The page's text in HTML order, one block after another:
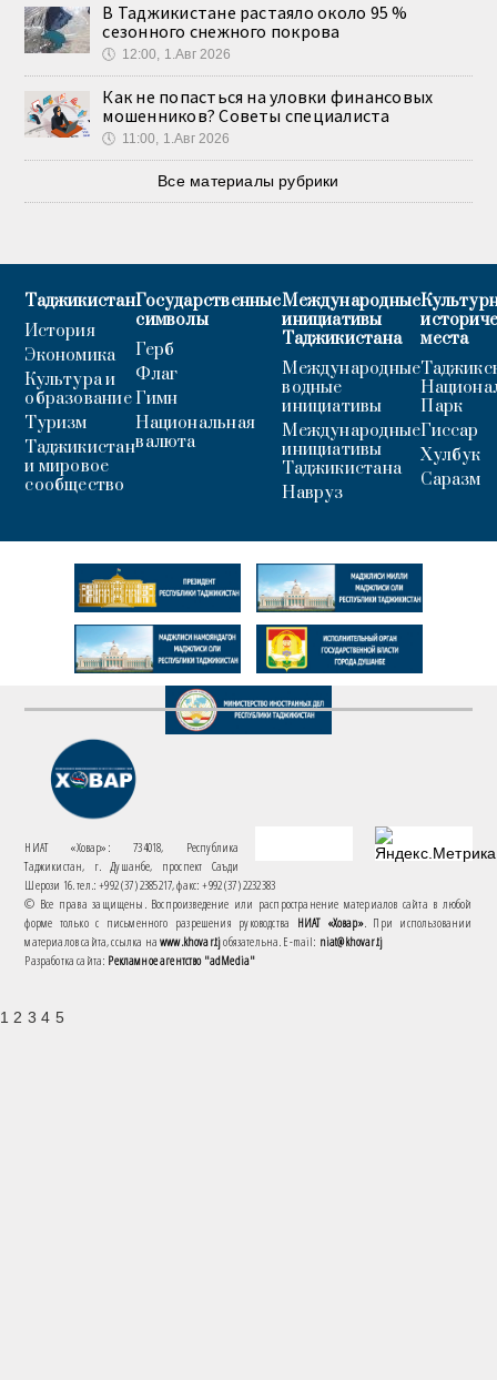
В Таджикистане растаяло около 95 %
сезонного снежного покрова
🕔 12:00, 1.Авг 2026
Как не попасться на уловки финансовых
мошенников? Советы специалиста
🕔 11:00, 1.Авг 2026
Все материалы рубрики
Таджикистан
История
Экономика
Культура и
образование
Туризм
Таджикистан
и мировое
сообщество
Государственные
символы
Герб
Флаг
Гимн
Национальная
валюта
Международные
инициативы
Таджикистана
Международные
водные
инициативы
Международные
инициативы
Таджикистана
Навруз
места
Парк
Гиссар
Хулбук
Саразм
НИАТ «Ховар»: 734018, Республика
Таджикистан, г. Душанбе, проспект Саъди
Шерози 16. тел.: +992 (37) 2385217, факс: +992 (37) 2232383
© Все права защищены. Воспроизведение или распространение материалов сайта в любой
форме только с письменного разрешения руководства НИАТ «Ховар». При использовании
материалов сайта, ссылка наwww.khovar.tjобязательна. E-mail: niat@khovar.tj
Разработка сайта: Рекламное агентство "adMedia"
1 2 3 4 5